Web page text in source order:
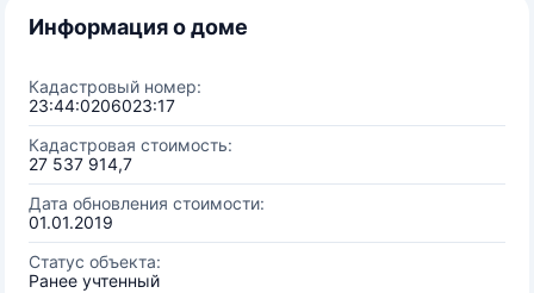
Информация о доме
Кадастровый номер:
23:44:0206023:17
Кадастровая стоимость:
27 537 914,7
Дата обновления стоимости:
01.01.2019
Статус объекта:
Ранее учтенный